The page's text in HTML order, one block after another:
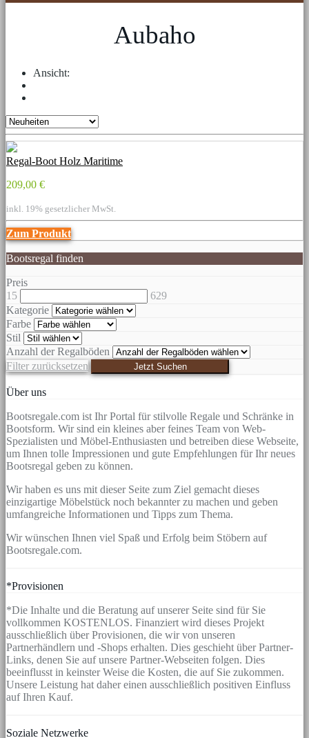
Aubaho
Ansicht:
Regal-Boot Holz Maritime
209,00 €
inkl. 19% gesetzlicher MwSt.
Zum Produkt
Bootsregal finden
Preis
15
629
Kategorie
Farbe
Stil
Anzahl der Regalböden
Filter zurücksetzen
Jetzt Suchen
Über uns
Bootsregale.com ist Ihr Portal für stilvolle Regale und Schränke in
Bootsform. Wir sind ein kleines aber feines Team von Web-
Spezialisten und Möbel-Enthusiasten und betreiben diese Webseite,
um Ihnen tolle Impressionen und gute Empfehlungen für Ihr neues
Bootsregal geben zu können.
Wir haben es uns mit dieser Seite zum Ziel gemacht dieses
einzigartige Möbelstück noch bekannter zu machen und geben
umfangreiche Informationen und Tipps zum Thema.
Wir wünschen Ihnen viel Spaß und Erfolg beim Stöbern auf
Bootsregale.com.
*Provisionen
*Die Inhalte und die Beratung auf unserer Seite sind für Sie
vollkommen KOSTENLOS. Finanziert wird dieses Projekt
ausschließlich über Provisionen, die wir von unseren
Partnerhändlern und -Shops erhalten. Dies geschieht über Partner-
Links, denen Sie auf unsere Partner-Webseiten folgen. Dies
beeinflusst in keinster Weise die Kosten, die auf Sie zukommen.
Unsere Leistung hat daher einen ausschließlich positiven Einfluss
auf Ihren Kauf.
Soziale Netzwerke